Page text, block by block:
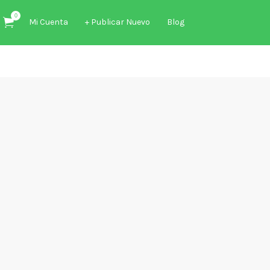
0
Mi Cuenta + Publicar Nuevo Blog